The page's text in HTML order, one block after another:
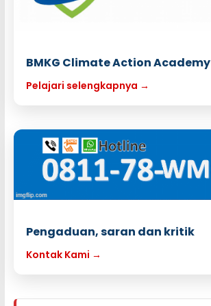
BMKG Climate Action Academy
Pelajari selengkapnya →
Pengaduan, saran dan kritik
Kontak Kami →